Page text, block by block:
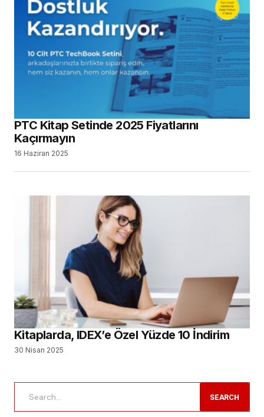
PTC Kitap Setinde 2025 Fiyatlarını
Kaçırmayın
16 Haziran 2025
Kitaplarda, IDEX’e Özel Yüzde 10 İndirim
30 Nisan 2025
SEARCH